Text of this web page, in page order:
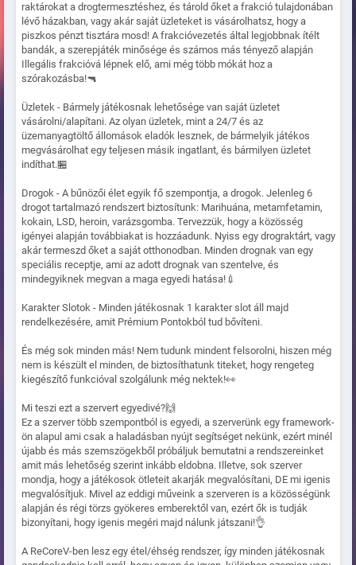
raktárokat a drogtermesztéshez, és tárold őket a frakció tulajdonában
lévő házakban, vagy akár saját üzleteket is vásárolhatsz, hogy a
piszkos pénzt tisztára mosd! A frakcióvezetés által legjobbnak ítélt
bandák, a szerepjáték minősége és számos más tényező alapján
Illegális frakcióvá lépnek elő, ami még több mókát hoz a
szórakozásba!🔫
Üzletek - Bármely játékosnak lehetősége van saját üzletet
vásárolni/alapítani. Az olyan üzletek, mint a 24/7 és az
üzemanyagtöltő állomások eladók lesznek, de bármelyik játékos
megvásárolhat egy teljesen másik ingatlant, és bármilyen üzletet
indíthat.🏪
Drogok - A bűnözői élet egyik fő szempontja, a drogok. Jelenleg 6
drogot tartalmazó rendszert biztosítunk: Marihuána, metamfetamin,
kokain, LSD, heroin, varázsgomba. Tervezzük, hogy a közösség
igényei alapján továbbiakat is hozzáadunk. Nyiss egy drograktárt, vagy
akár termeszd őket a saját otthonodban. Minden drognak van egy
speciális receptje, ami az adott drognak van szentelve, és
mindegyiknek megvan a maga egyedi hatása!💉
Karakter Slotok - Minden játékosnak 1 karakter slot áll majd
rendelkezésére, amit Prémium Pontokból tud bővíteni.
És még sok minden más! Nem tudunk mindent felsorolni, hiszen még
nem is készült el minden, de biztosíthatunk titeket, hogy rengeteg
kiegészítő funkcióval szolgálunk még nektek!👀
Mi teszi ezt a szervert egyedivé?🙌
Ez a szerver több szempontból is egyedi, a szerverünk egy framework-
ön alapul ami csak a haladásban nyújt segítséget nekünk, ezért minél
újabb és más szemszögekből próbáljuk bemutatni a rendszereinket
amit más lehetőség szerint inkább eldobna. Illetve, sok szerver
mondja, hogy a játékosok ötleteit akarják megvalósítani, DE mi igenis
megvalósítjuk. Mivel az eddigi műveink a szerveren is a közösségünk
alapján és régi törzs gyökeres emberektől van, ezért ők is tudják
bizonyítani, hogy igenis megéri majd nálunk játszani!👌
A ReCoreV-ben lesz egy étel/éhség rendszer, így minden játékosnak